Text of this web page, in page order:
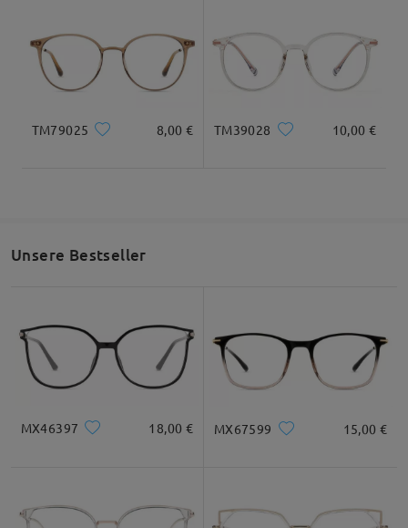
Gesichtsform Empfehlung
Produktbeschreibung
TM79025 8,00 € TM39028 10,00 €
Unsere Bestseller
MX46397 18,00 € MX67599 15,00 €